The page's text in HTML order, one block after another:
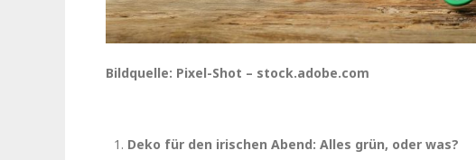
Bildquelle: Pixel-Shot – stock.adobe.com
Deko für den irischen Abend: Alles grün, oder was?